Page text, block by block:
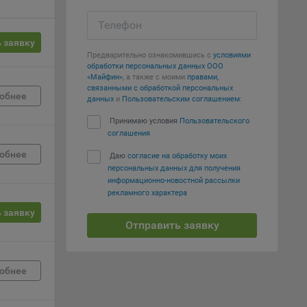
если
заявку
заявку
Телефон
Предварительно ознакомившись с условиями
обработки персональных данных ООО
«Майфин», а также с моими правами,
связанными с обработкой персональных
данных и Пользовательским соглашением:
Принимаю условия Пользовательского
соглашения
Даю согласие на обработку моих
персональных данных для получения
информационно-новостной рассылки
рекламного характера
Отправить заявку